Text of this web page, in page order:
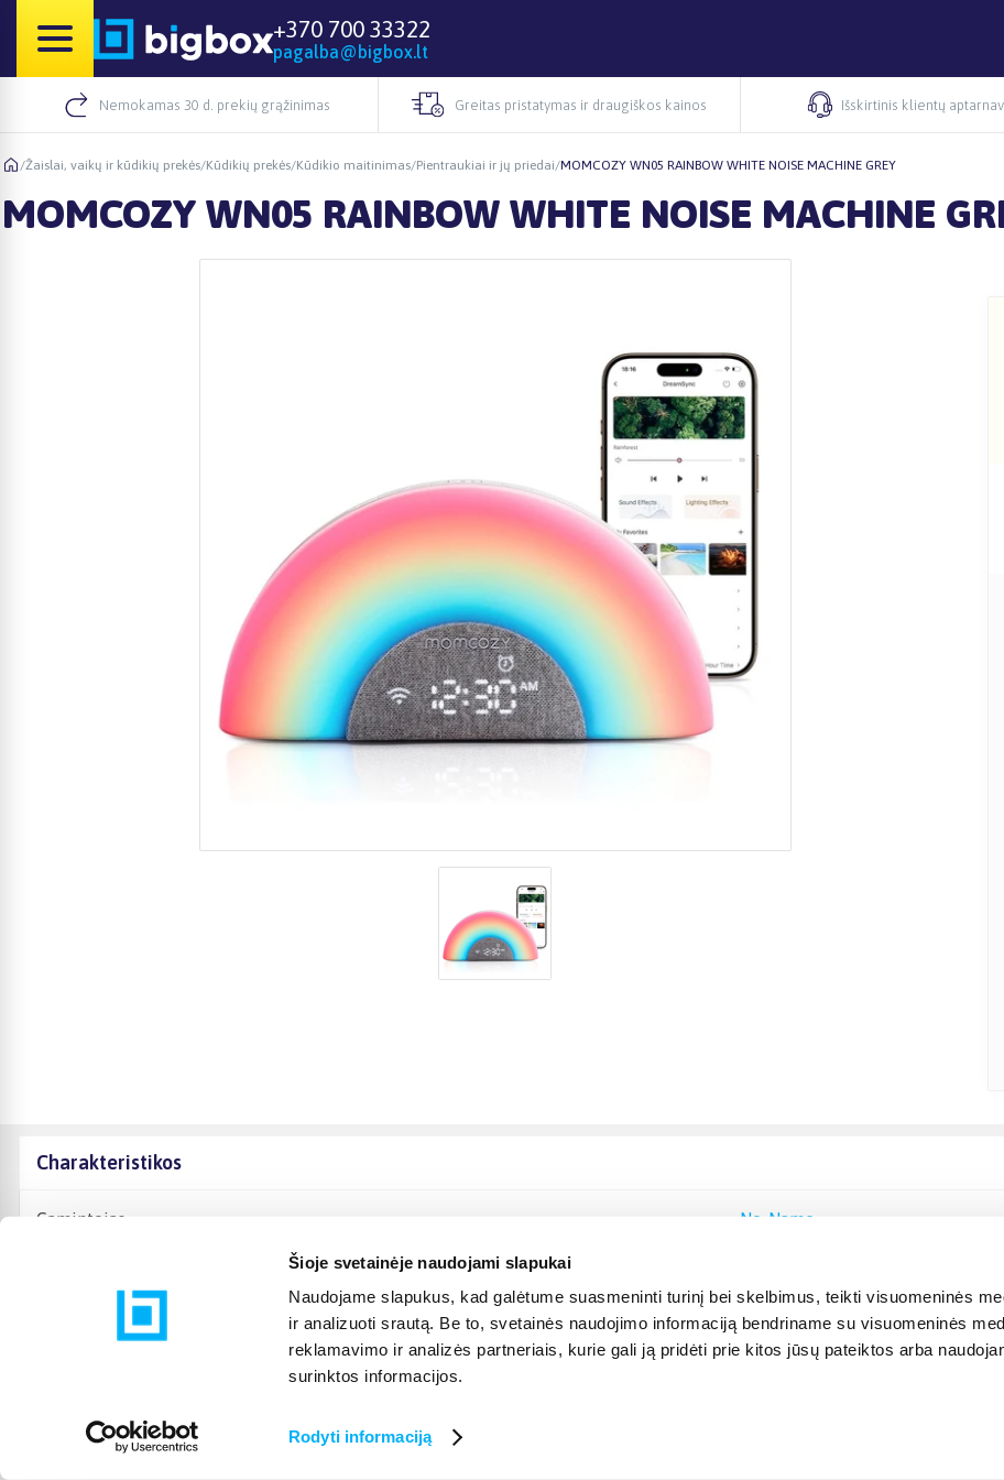
Šioje svetainėje naudojami slapukai
Naudojame slapukus, kad galėtume suasmeninti turinį bei skelbimus, teikti visuomeninės
ir analizuoti srautą. Be to, svetainės naudojimo informaciją bendriname su visuomeninės
reklamavimo ir analizės partneriais, kurie gali ją pridėti prie kitos jūsų pateiktos arba
surinktos informacijos.
Rodyti informaciją
+370 700 33322
pagalba@bigbox.lt
Nemokamas 30 d. prekių grąžinimas Greitas pristatymas ir draugiškos kainos Išskirtinis klientų
/Žaislai, vaikų ir kūdikių prekės/Kūdikių prekės/Kūdikio maitinimas/Pientraukiai ir jų priedai/MOMCOZY WN05 RAINBOW WHITE NOISE MACHINE GREY
MOMCOZY WN05 RAINBOW WHITE NOISE MACHINE
Charakteristikos
Gamintojas No-Name